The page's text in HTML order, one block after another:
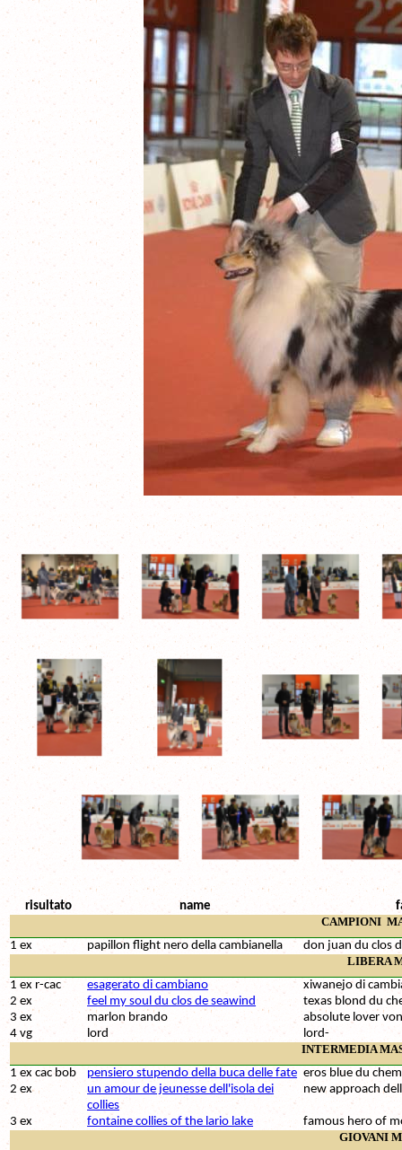
risultato name
CAMPIONI
1 ex
papillon flight nero della cambianella
don juan du clos
LIBERA
1 ex r-cac
esagerato di cambiano
xiwanejo di
2 ex
feel my soul du clos de seawind
texas blond du
3 ex
marlon brando
absolute lover
4 vg
lord
lord-
INTERMEDIA
1 ex cac bob
pensiero stupendo della buca delle fate eros blue du
2 ex
un amour de jeunesse dell'isola dei
collies
new approach
3 ex fontaine collies of the lario lake
famous hero of
GIOVANI